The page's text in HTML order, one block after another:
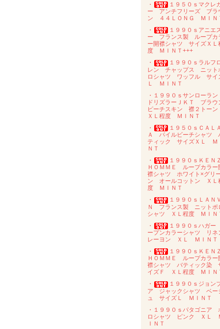
・
１９５０ｓマクレ
ー アンチフリーズ ブラ
ン ４４ＬＯＮＧ ＭＩＮ
・
１９９０ｓアニエ
ー フランス製 ループカ
ー開襟シャツ サイズＸＬ
度 ＭＩＮＴ+++
・
１９９０ｓラルフ
レン チャップス ニット
ロシャツ ワッフル サイ
Ｌ ＭＩＮＴ
・１９９０ｓサンローラン
ドリズラーＪＫＴ ブラウ
ピーチスキン 襟２トーン
ＸＬ程度 ＭＩＮＴ
・
１９５０ｓＣＡＬ
Ａ パイルビーチシャツ
ティック サイズＸＬ Ｍ
ＮＴ
・
１９９０ｓＫＥＮ
ＨＯＭＭＥ ループカラー
襟シャツ ホワイト×グリ
ン オールコットン ＸＬ
度 ＭＩＮＴ
・
１９９０ｓＬＡＮ
Ｎ フランス製 ニットポ
シャツ ＸＬ程度 ＭＩＮ
・
１９９０ｓハガ
ープンカラーシャツ リネ
レーヨン ＸＬ ＭＩＮＴ
・
１９９０ｓＫＥＮ
ＨＯＭＭＥ ループカラー
襟シャツ バティック染
イズＦ ＸＬ程度 ＭＩＮ
・
１９９０ｓジョン
ア ジャックシャツ ベー
ュ サイズＬ ＭＩＮＴ
・１９９０ｓパタゴニア
ロシャツ ピンク ＸＬ
ＩＮＴ